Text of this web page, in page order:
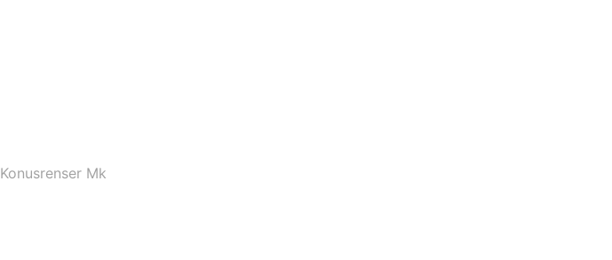
Konusrenser Mk